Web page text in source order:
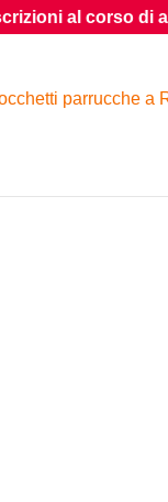
di acconciatura